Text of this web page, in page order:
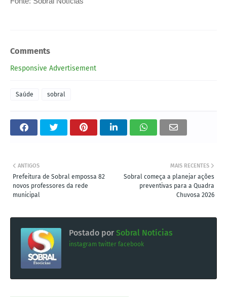
Comments
Responsive Advertisement
Saúde sobral
MAIS RECENTES
Sobral começa a planejar ações
preventivas para a Quadra
Chuvosa 2026
ANTIGOS
Prefeitura de Sobral empossa 82
novos professores da rede
municipal
Postado por Sobral Notícias
instagram twitter facebook